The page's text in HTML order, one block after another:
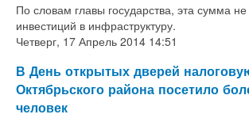
По словам главы государства, эта сумма
инвестиций в инфраструктуру.
Четверг, 17 Апрель 2014 14:51
В День открытых дверей
Октябрьского района посетило
человек